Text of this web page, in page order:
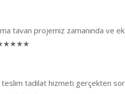
tavan projemiz zamanında ve
teslim tadilat hizmeti gerçekten